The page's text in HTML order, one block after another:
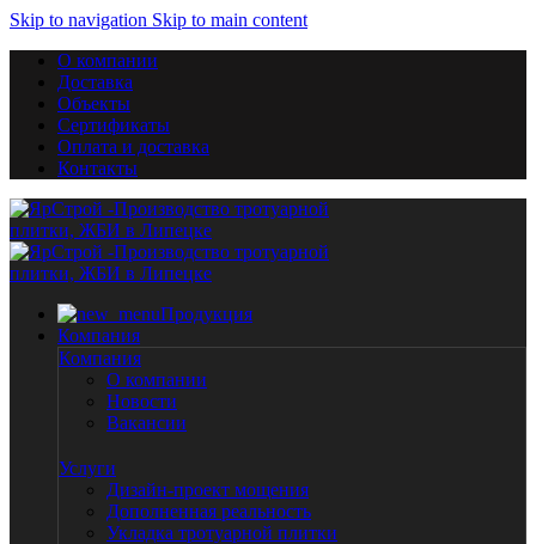
Skip to navigation Skip to main content
О компании
Доставка
Объекты
Сертификаты
Оплата и доставка
Контакты
Продукция
Компания
Компания
О компании
Новости
Вакансии
Услуги
Дизайн-проект мощения
Дополненная реальность
Укладка тротуарной плитки